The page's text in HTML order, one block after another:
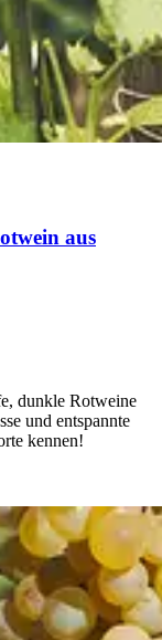
aus
dunkle Rotweine
und entspannte
kennen!